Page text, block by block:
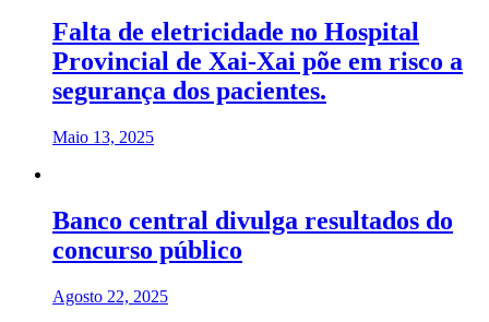
Falta de eletricidade no Hospital
Provincial de Xai-Xai põe em risco a
segurança dos pacientes.
Maio 13, 2025
Banco central divulga resultados do
concurso público
Agosto 22, 2025